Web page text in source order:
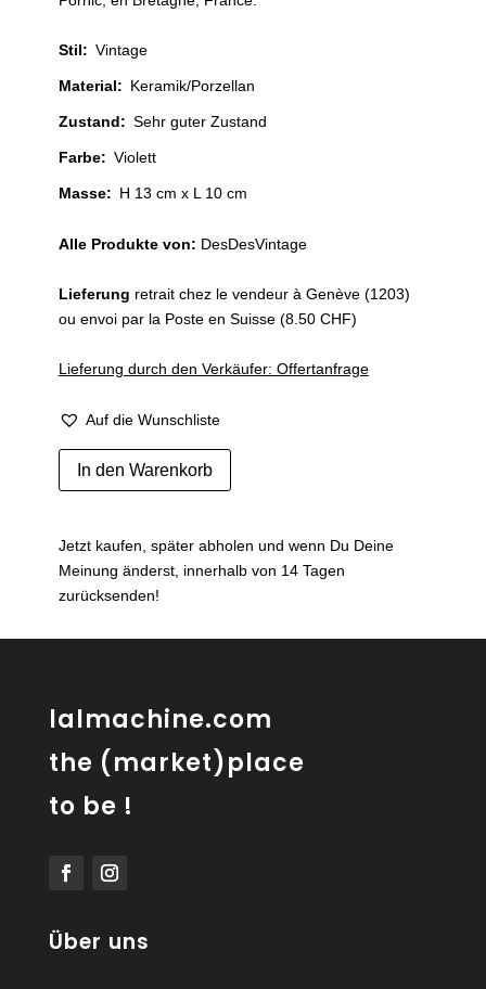
Stil: Vintage
Material: Keramik/Porzellan
Zustand: Sehr guter Zustand
Farbe: Violett
Masse: H 13 cm x L 10 cm
Alle Produkte von: DesDesVintage
Lieferung retrait chez le vendeur à Genève (1203)
ou envoi par la Poste en Suisse (8.50 CHF)
Lieferung durch den Verkäufer: Offertanfrage
Auf die Wunschliste
Rare
vintage
In den Warenkorb
Jetzt kaufen, später abholen und wenn Du Deine
Meinung änderst, innerhalb von 14 Tagen
zurücksenden!
lalmachine.com
the (market)place
to be !
Über uns